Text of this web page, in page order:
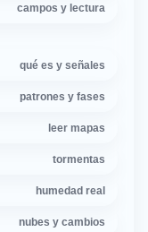
campos y lectura
qué es y señales
patrones y fases
leer mapas
tormentas
humedad real
nubes y cambios